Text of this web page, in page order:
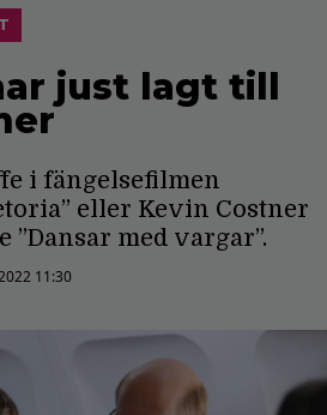
just lagt till
i fängelsefilmen
eller Kevin Costner
med vargar”.
11:30